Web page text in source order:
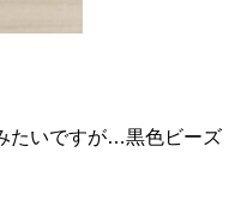
たいですが…黒色ビーズ